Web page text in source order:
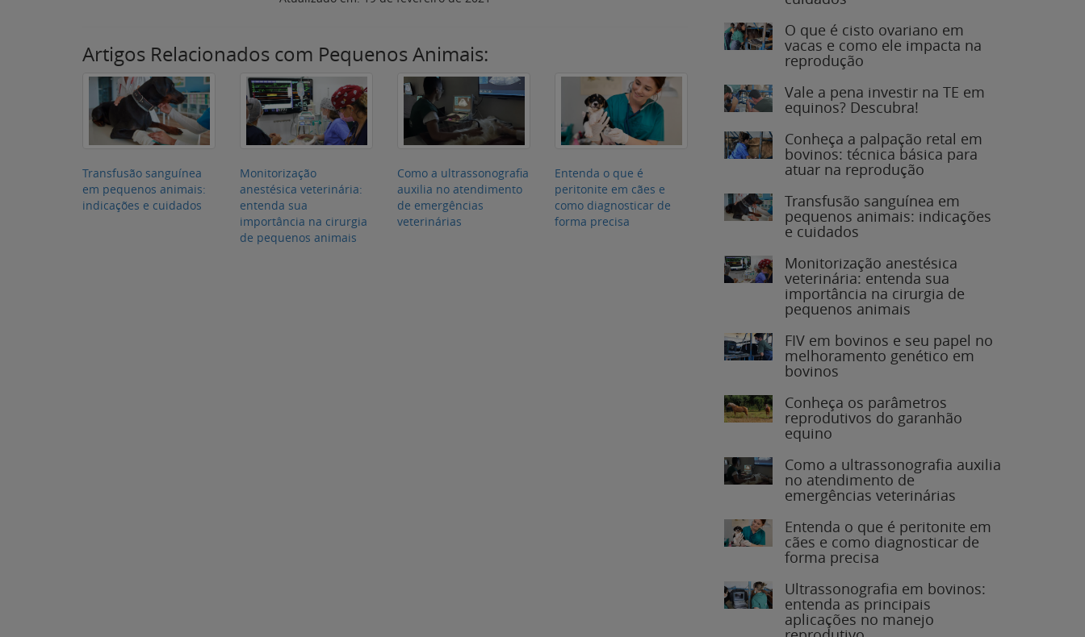
Artigos Relacionados com Pequenos Animais:
Transfusão sanguínea
em pequenos animais:
indicações e cuidados
Monitorização
anestésica veterinária:
entenda sua
importância na cirurgia
de pequenos animais
Como a ultrassonografia
auxilia no atendimento
de emergências
veterinárias
Entenda o que é
peritonite em cães e
como diagnosticar de
forma precisa
O que é cisto ovariano em
vacas e como ele impacta na
reprodução
Vale a pena investir na TE em
equinos? Descubra!
Conheça a palpação retal em
bovinos: técnica básica para
atuar na reprodução
Transfusão sanguínea em
pequenos animais: indicações
e cuidados
Monitorização anestésica
veterinária: entenda sua
importância na cirurgia de
pequenos animais
FIV em bovinos e seu papel no
melhoramento genético em
bovinos
Conheça os parâmetros
reprodutivos do garanhão
equino
Como a ultrassonografia auxilia
no atendimento de
emergências veterinárias
Entenda o que é peritonite em
cães e como diagnosticar de
forma precisa
Ultrassonografia em bovinos:
entenda as principais
aplicações no manejo
reprodutivo